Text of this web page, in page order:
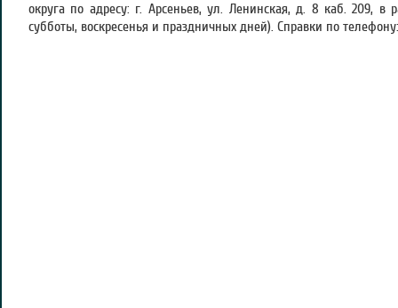
округа по адресу: г. Арсеньев, ул. Ленинская, д. 8 каб. 209, в
субботы, воскресенья и праздничных дней). Справки по